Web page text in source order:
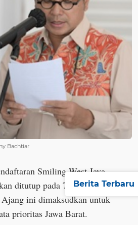
Bachtiar
Smiling West Java
ditutup pada 7 Maret 2022
ini dimaksudkan untuk
prioritas Jawa Barat.
Berita Terbaru